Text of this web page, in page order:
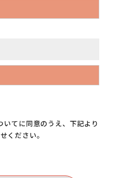
いてに同意のうえ、下記より
ください。